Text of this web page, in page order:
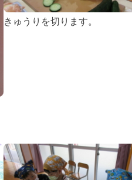
きゅうりを切ります。